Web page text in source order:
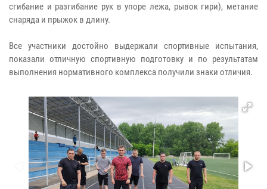
сгибание и разгибание рук в упоре лежа, рывок гири), метание
снаряда и прыжок в длину.
Все участники достойно выдержали спортивные испытания,
показали отличную спортивную подготовку и по результатам
выполнения нормативного комплекса получили знаки отличия.